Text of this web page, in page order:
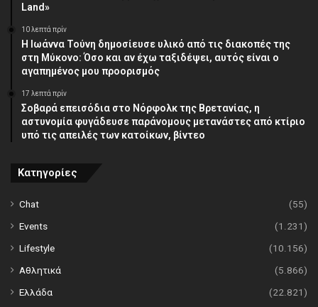
Land»
10 λεπτά πρίν
Η Ιωάννα Τούνη δημοσίευσε υλικό από τις διακοπές της
στη Μύκονο: Όσο και αν έχω ταξιδέψει, αυτός είναι ο
αγαπημένος μου προορισμός
17 λεπτά πρίν
Σοβαρά επεισόδια στο Νόρφολκ της Βρετανίας, η
αστυνομία φυγάδευσε παράνομους μετανάστες από κτίριο
υπό τις απειλές των κατοίκων, βίντεο
Κατηγορίες
Chat
(55)
Events
(1.231)
Lifestyle
(10.156)
Αθλητικά
(5.866)
Ελλάδα
(22.821)